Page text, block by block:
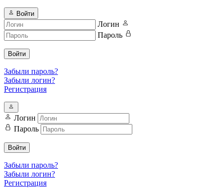
Войти
Логин
Пароль
Войти
Забыли пароль?
Забыли логин?
Регистрация
Логин
Пароль
Войти
Забыли пароль?
Забыли логин?
Регистрация